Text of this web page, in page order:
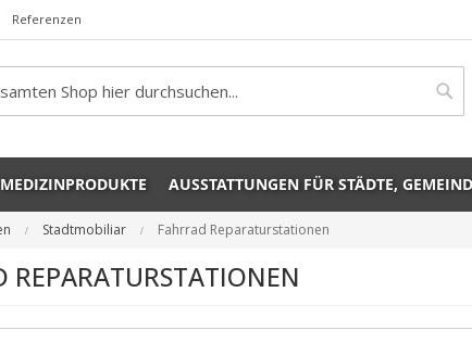
Referenzen
MEDIZINPRODUKTE AUSSTATTUNGEN FÜR STÄDTE,
Stadtmobiliar Fahrrad Reparaturstationen
REPARATURSTATIONEN